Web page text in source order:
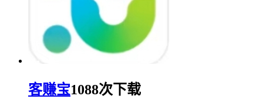
客赚宝1088次下载